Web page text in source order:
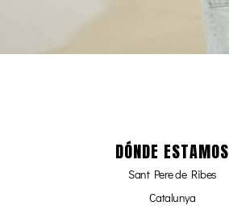
DÓNDE ESTAMOS
Sant Pere de Ribes
Catalunya